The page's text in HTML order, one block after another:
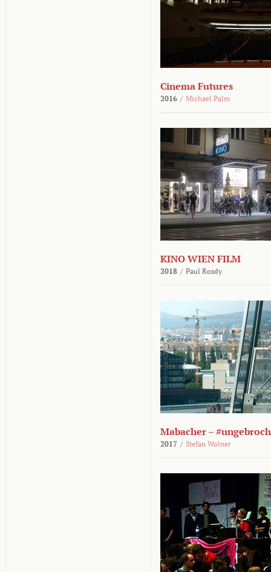
Cinema Futures
2016 / Michael Palm
KINO WIEN FILM
2018 / Paul Rosdy
Mabacher –
2017 / Stefan Wolner